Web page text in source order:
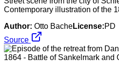
Contemporary illustration of the
Author: Otto BacheLicense:PD
Source